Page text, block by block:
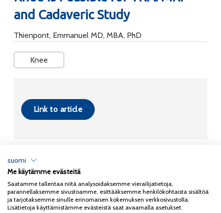
and Cadaveric Study
Thienpont, Emmanuel MD, MBA, PhD
Knee
Link to article
Copyright 2026Coxa
Tietosuojaseloste
suomi
Me käytämme evästeitä
Saatamme tallentaa niitä analysoidaksemme vierailijatietoja,
parannellaksemme sivustoamme, esittääksemme henkilökohtaista sisältöä
ja tarjotaksemme sinulle erinomaisen kokemuksen verkkosivustolla.
Lisätietoja käyttämistämme evästeistä saat avaamalla asetukset.